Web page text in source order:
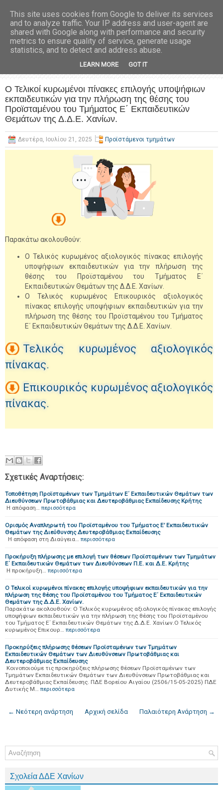
Ο Τελικοί κυρωμένοι πίνακες επιλογής υποψήφιων
εκπαιδευτικών για την πλήρωση της θέσης του
Προϊσταμένου του Τμήματος Ε΄ Εκπαιδευτικών
Θεμάτων της Δ.Δ.Ε. Χανίων.
Δευτέρα, Ιουλίου 21, 2025 Προϊστάμενοι τμημάτων
Παρακάτω ακολουθούν:
Ο Τελικός κυρωμένος αξιολογικός πίνακας επιλογής
υποψήφιων εκπαιδευτικών για την πλήρωση της
θέσης του Προϊσταμένου του Τμήματος Ε΄
Εκπαιδευτικών Θεμάτων της Δ.Δ.Ε. Χανίων.
Ο Τελικός κυρωμένος Επικουρικός αξιολογικός
πίνακας επιλογής υποψήφιων εκπαιδευτικών για την
πλήρωση της θέσης του Προϊσταμένου του Τμήματος
Ε΄ Εκπαιδευτικών Θεμάτων της Δ.Δ.Ε. Χανίων.
Τελικός κυρωμένος αξιολογικός
πίνακας.
Επικουρικός κυρωμένος αξιολογικός
πίνακας.
Σχετικές Αναρτήσεις:
Τοποθέτηση Προϊσταμένων των Τμημάτων Ε΄ Εκπαιδευτικών Θεμάτων των
Διευθύνσεων Πρωτοβάθμιας και Δευτεροβάθμιας Εκπαίδευσης Κρήτης
H απόφαση… περισσότερα
Ορισμός Αναπληρωτή του Προϊσταμένου του Τμήματος Ε’ Εκπαιδευτικών
Θεμάτων της Διεύθυνσης Δευτεροβάθμιας Εκπαίδευσης
Η απόφαση στη Διαύγεια… περισσότερα
Προκήρυξη πλήρωσης με επιλογή των θέσεων Προϊσταμένων των Τμημάτων
Ε΄ Εκπαιδευτικών Θεμάτων των Διευθύνσεων Π.Ε. και Δ.Ε. Κρήτης
H προκήρυξη… περισσότερα
Ο Τελικοί κυρωμένοι πίνακες επιλογής υποψήφιων εκπαιδευτικών για την
πλήρωση της θέσης του Προϊσταμένου του Τμήματος Ε΄ Εκπαιδευτικών
Θεμάτων της Δ.Δ.Ε. Χανίων.
Παρακάτω ακολουθούν: Ο Τελικός κυρωμένος αξιολογικός πίνακας επιλογής
υποψήφιων εκπαιδευτικών για την πλήρωση της θέσης του Προϊσταμένου
του Τμήματος Ε΄ Εκπαιδευτικών Θεμάτων της Δ.Δ.Ε. Χανίων.Ο Τελικός
κυρωμένος Επικουρ… περισσότερα
Προκηρύξεις πλήρωσης θέσεων Προϊσταμένων των Τμημάτων
Εκπαιδευτικών Θεμάτων των Διευθύνσεων Πρωτοβάθμιας και
Δευτεροβάθμιας Εκπαίδευσης
Κοινοποιούμε τις προκηρύξεις πλήρωσης θέσεων Προϊσταμένων των
Τμημάτων Εκπαιδευτικών Θεμάτων των Διευθύνσεων Πρωτοβάθμιας και
Δευτεροβάθμιας Εκπαίδευσης. ΠΔΕ Βορείου Αιγαίου (2506/15-05-2025) ΠΔΕ
Δυτικής Μ… περισσότερα
← Νεότερη ανάρτηση Παλαιότερη Ανάρτηση →
Αρχική σελίδα
Σχολεία ΔΔΕ Χανίων
This site uses cookies from Google to deliver its services
and to analyze traffic. Your IP address and user-agent are
shared with Google along with performance and security
metrics to ensure quality of service, generate usage
statistics, and to detect and address abuse.
LEARN MORE GOT IT